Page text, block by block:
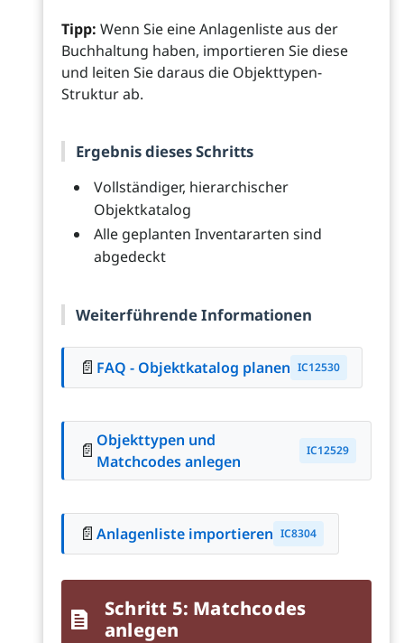
Tipp: Wenn Sie eine Anlagenliste aus der
Buchhaltung haben, importieren Sie diese
und leiten Sie daraus die Objekttypen-
Struktur ab.
Ergebnis dieses Schritts
Vollständiger, hierarchischer
Objektkatalog
Alle geplanten Inventararten sind
abgedeckt
Weiterführende Informationen
📄 FAQ - Objektkatalog planen IC12530
📄 Objekttypen und
Matchcodes anlegen
IC12529
📄 Anlagenliste importieren IC8304
Schritt 5: Matchcodes
anlegen